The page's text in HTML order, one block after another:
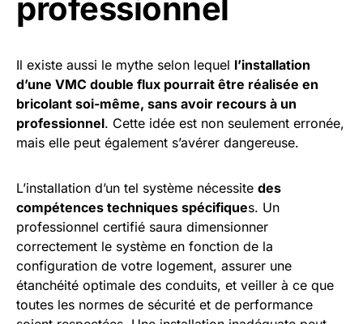
professionnel
Il existe aussi le mythe selon lequel l’installation
d’une VMC double flux pourrait être réalisée en
bricolant soi-même, sans avoir recours à un
professionnel. Cette idée est non seulement erronée,
mais elle peut également s’avérer dangereuse.
L’installation d’un tel système nécessite des
compétences techniques spécifiques. Un
professionnel certifié saura dimensionner
correctement le système en fonction de la
configuration de votre logement, assurer une
étanchéité optimale des conduits, et veiller à ce que
toutes les normes de sécurité et de performance